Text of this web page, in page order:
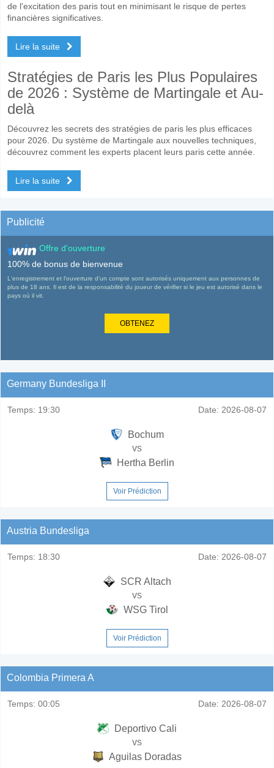
de l'excitation des paris tout en minimisant le risque de pertes
financières significatives.
Lire la suite
Stratégies de Paris les Plus Populaires
de 2026 : Système de Martingale et Au-
delà
Découvrez les secrets des stratégies de paris les plus efficaces
pour 2026. Du système de Martingale aux nouvelles techniques,
découvrez comment les experts placent leurs paris cette année.
Lire la suite
Publicité
Offre d'ouverture
100% de bonus de bienvenue
L'enregistrement et l'ouverture d'un compte sont autorisés uniquement aux personnes de
plus de 18 ans. Il est de la responsabilité du joueur de vérifier si le jeu est autorisé dans le
pays où il vit.
OBTENEZ
Germany Bundesliga II
Temps: 19:30 Date: 2026-08-07
Bochum
vs
Hertha Berlin
Voir Prédiction
Austria Bundesliga
Temps: 18:30 Date: 2026-08-07
SCR Altach
vs
WSG Tirol
Voir Prédiction
Colombia Primera A
Temps: 00:05 Date: 2026-08-07
Deportivo Cali
vs
Aguilas Doradas